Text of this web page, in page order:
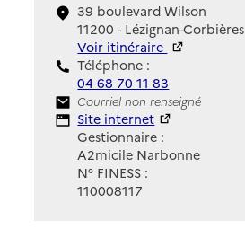
39 boulevard Wilson
11200 - Lézignan-Corbières
Voir itinéraire
Téléphone :
04 68 70 11 83
Contact
Courriel non renseigné
Site Internet
Site internet
Gestionnaire :
A2micile Narbonne
N° FINESS :
110008117